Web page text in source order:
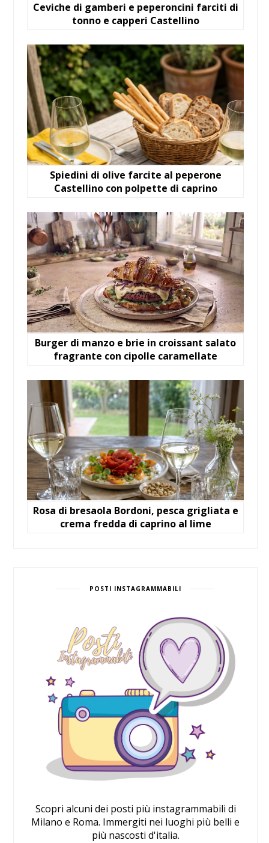
Ceviche di gamberi e peperoncini farciti di
tonno e capperi Castellino
Spiedini di olive farcite al peperone
Castellino con polpette di caprino
Burger di manzo e brie in croissant salato
fragrante con cipolle caramellate
Rosa di bresaola Bordoni, pesca grigliata e
crema fredda di caprino al lime
POSTI INSTAGRAMMABILI
Scopri alcuni dei posti più instagrammabili di
Milano e Roma. Immergiti nei luoghi più belli e
più nascosti d'italia.